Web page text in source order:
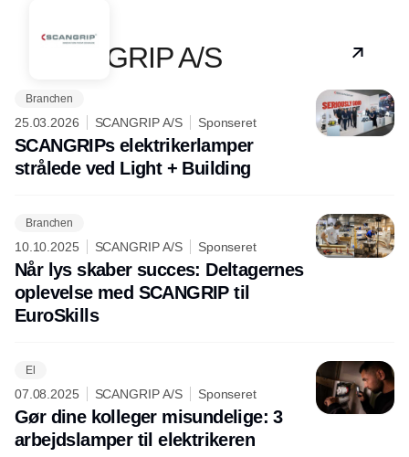
Partner
SCANGRIP A/S
Branchen
25.03.2026 SCANGRIP A/S Sponseret
SCANGRIPs elektrikerlamper
strålede ved Light + Building
Branchen
10.10.2025 SCANGRIP A/S Sponseret
Når lys skaber succes: Deltagernes
oplevelse med SCANGRIP til
EuroSkills
El
07.08.2025 SCANGRIP A/S Sponseret
Gør dine kolleger misundelige: 3
arbejdslamper til elektrikeren